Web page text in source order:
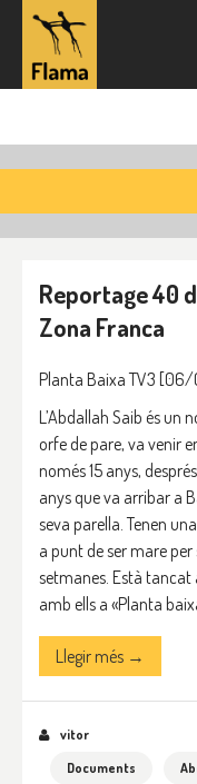
Reportage 40
Zona Franca
Planta Baixa TV3
L’Abdallah Saib és un
orfe de pare, va venir
només 15 anys,
anys que va arribar a
seva parella. Tenen
a punt de ser mare
setmanes. Està tancat
amb ells a «Planta
Llegir més →
vitor
Documents